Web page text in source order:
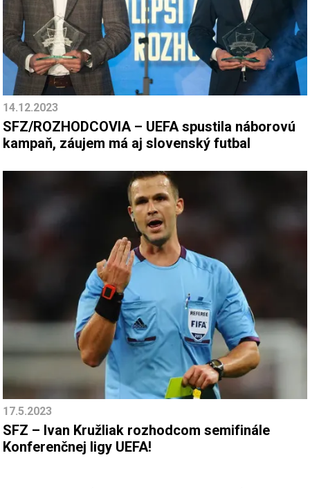
14.12.2023
SFZ/ROZHODCOVIA – UEFA spustila náborovú
kampaň, záujem má aj slovenský futbal
17.5.2023
SFZ – Ivan Kružliak rozhodcom semifinále
Konferenčnej ligy UEFA!